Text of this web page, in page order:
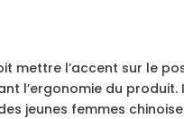
mettre l’accent sur le
l’ergonomie du
jeunes femmes